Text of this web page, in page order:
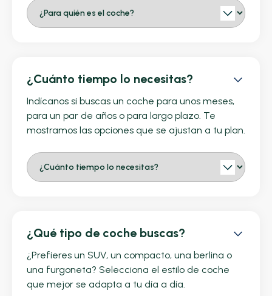
¿Cuánto tiempo lo necesitas?
Indícanos si buscas un coche para unos meses,
para un par de años o para largo plazo. Te
mostramos las opciones que se ajustan a tu plan.
¿Qué tipo de coche buscas?
¿Prefieres un SUV, un compacto, una berlina o
una furgoneta? Selecciona el estilo de coche
que mejor se adapta a tu día a día.